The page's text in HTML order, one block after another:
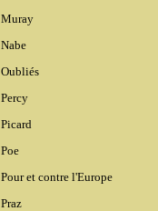
Muray
Nabe
Oubliés
Percy
Picard
Poe
Pour et contre l'Europe
Praz